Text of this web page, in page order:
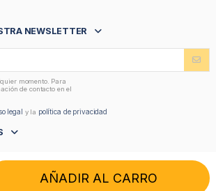
AÑADIR AL CARRO
NEWSLETTER
momento. Para
de contacto en el
legal y la política de privacidad